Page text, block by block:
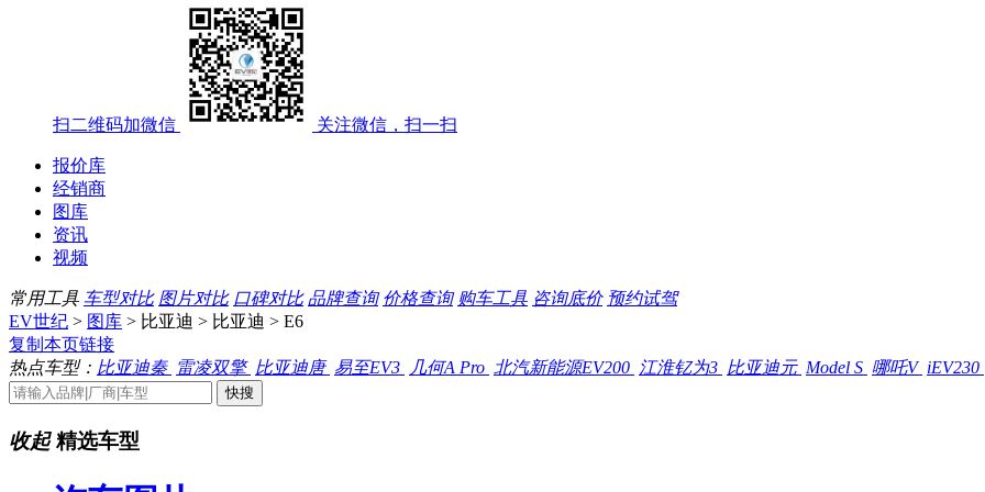
扫二维码加微信 关注微信，扫一扫
报价库
经销商
图库
资讯
视频
常用工具 车型对比 图片对比 口碑对比 品牌查询 价格查询 购车工具 咨询底价 预约试驾
EV世纪 > 图库 > 比亚迪 > 比亚迪 > E6
复制本页链接
热点车型： 比亚迪秦 雷凌双擎 比亚迪唐 易至EV3 几何A Pro 北汽新能源EV200 江淮钇为3 比亚迪元 Model S 哪吒V iEV230
收起 精选车型